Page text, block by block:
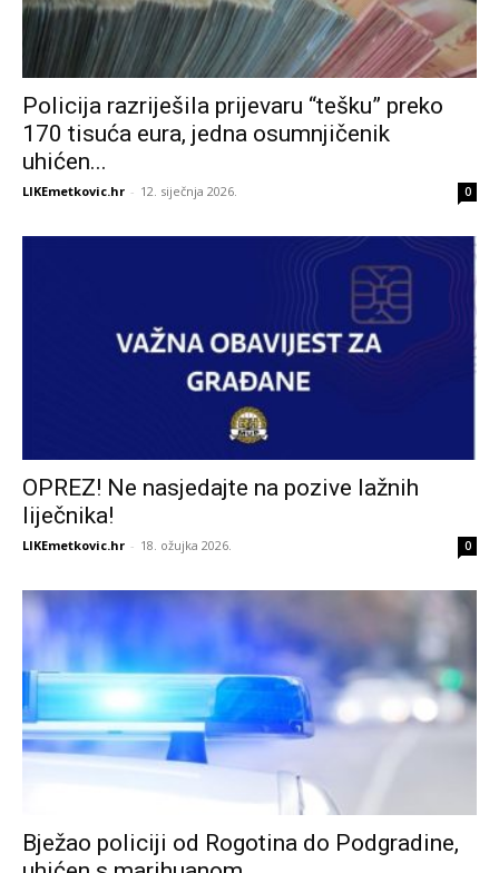
Policija razriješila prijevaru “tešku” preko
170 tisuća eura, jedna osumnjičenik
uhićen...
LIKEmetkovic.hr - 12. siječnja 2026. 0
OPREZ! Ne nasjedajte na pozive lažnih
liječnika!
LIKEmetkovic.hr - 18. ožujka 2026. 0
Bježao policiji od Rogotina do Podgradine,